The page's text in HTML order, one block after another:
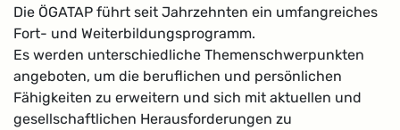
Die ÖGATAP führt seit Jahrzehnten ein umfangreiches
Fort- und Weiterbildungsprogramm.
Es werden unterschiedliche Themenschwerpunkten
angeboten, um die beruflichen und persönlichen
Fähigkeiten zu erweitern und sich mit aktuellen und
gesellschaftlichen Herausforderungen zu